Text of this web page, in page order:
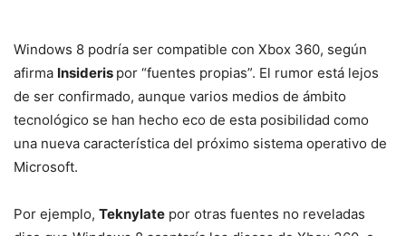
Windows 8 podría ser compatible con Xbox 360, según
afirma Insideris por “fuentes propias”. El rumor está lejos
de ser confirmado, aunque varios medios de ámbito
tecnológico se han hecho eco de esta posibilidad como
una nueva característica del próximo sistema operativo de
Microsoft.
Por ejemplo, Teknylate por otras fuentes no reveladas